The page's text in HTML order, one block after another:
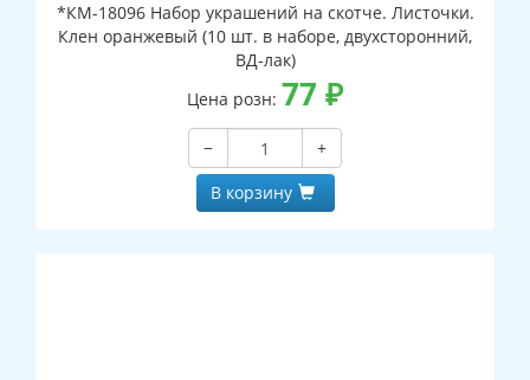
*КМ-18096 Набор украшений на скотче. Листочки.
Клен оранжевый (10 шт. в наборе, двухсторонний,
ВД-лак)
Цена розн: 77 ₽
−
+
В корзину